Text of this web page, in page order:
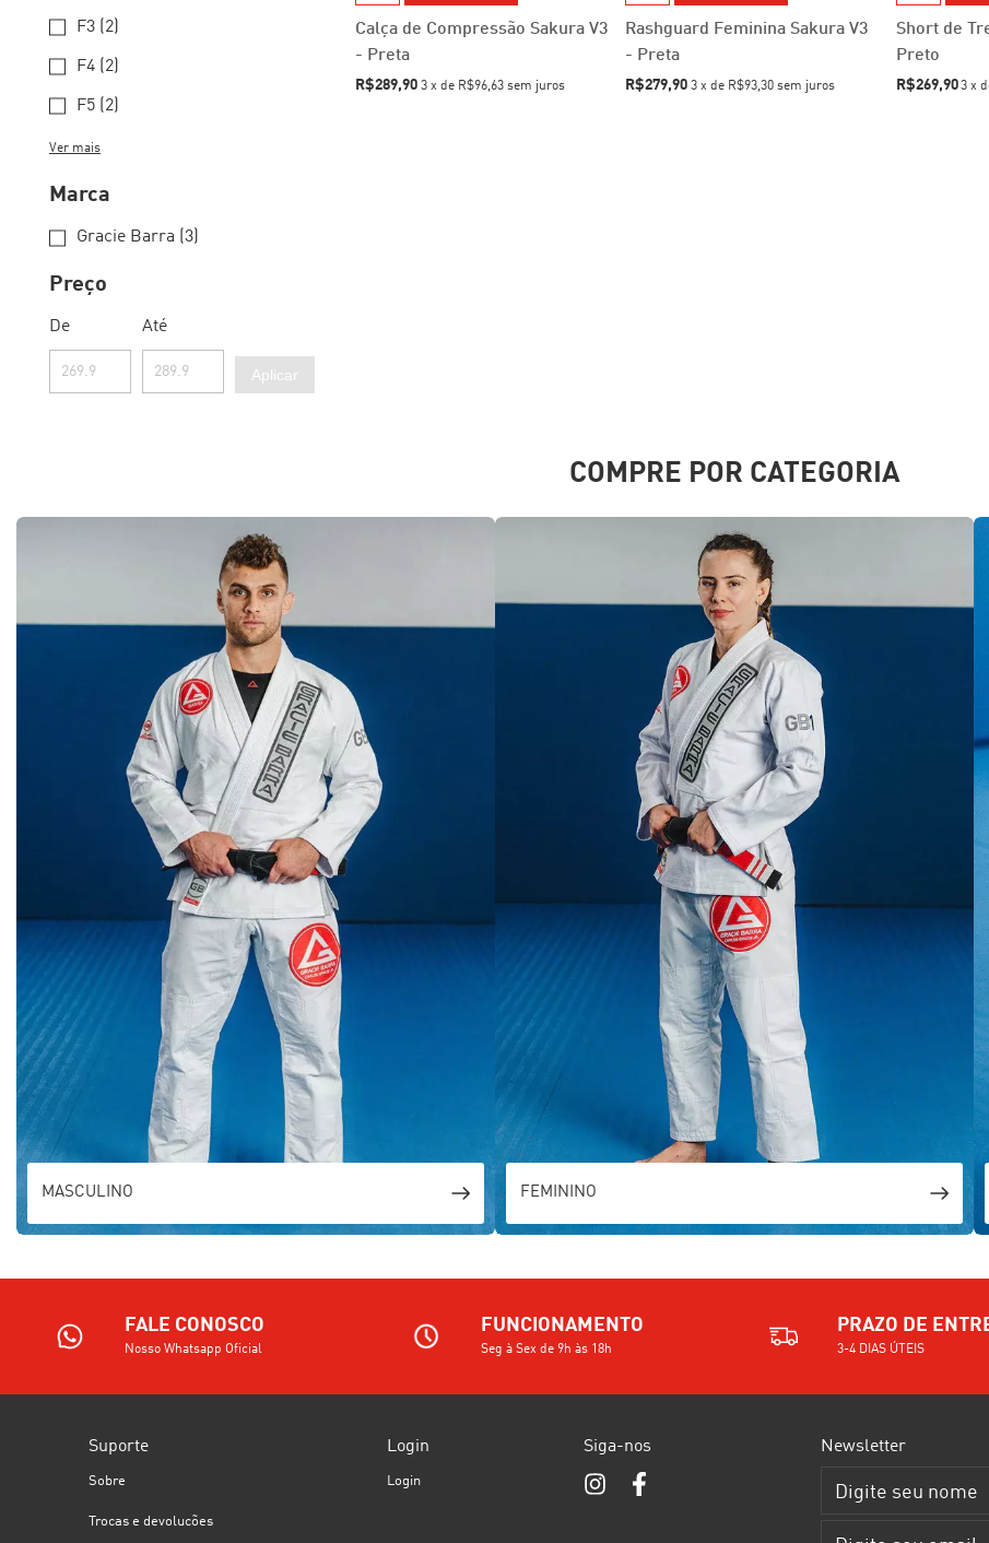
F3 (2)
F4 (2)
F5 (2)
Ver mais
Marca
Gracie Barra (3)
Preço
De Até
Aplicar
Calça de Compressão Sakura V3
- Preta
R$289,90 3 x de R$96,63 sem juros
Rashguard Feminina Sakura V3
- Preta
R$279,90 3 x de R$93,30 sem juros
Short de
Preto
R$269,90 3 x
COMPRE POR CATEGORIA
MASCULINO FEMININO
FALE CONOSCO
Nosso Whatsapp Oficial
FUNCIONAMENTO
Seg à Sex de 9h às 18h
PRAZO DE
3-4 DIAS ÚTEIS
Suporte
Sobre
Trocas e devolucões
Login
Login
Siga-nos Newsletter